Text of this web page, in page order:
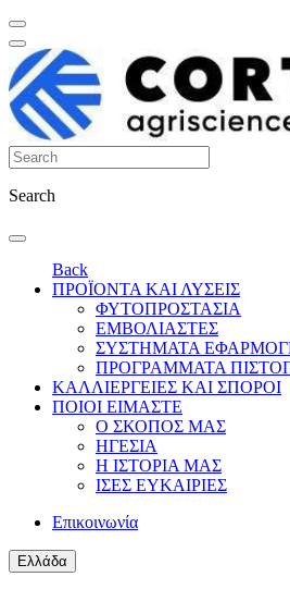
Search
Back
ΠΡΟΪΟΝΤΑ ΚΑΙ ΛΥΣΕΙΣ
ΦΥΤΟΠΡΟΣΤΑΣΙΑ
ΕΜΒΟΛΙΑΣΤΕΣ
ΣΥΣΤΗΜΑΤΑ
ΠΡΟΓΡΑΜΜΑΤΑ
ΚΑΛΛΙΕΡΓΕΙΕΣ ΚΑΙ ΣΠΟΡΟΙ
ΠΟΙΟΙ ΕΙΜΑΣΤΕ
Ο ΣΚΟΠΟΣ ΜΑΣ
ΗΓΕΣΙΑ
Η ΙΣΤΟΡΙΑ ΜΑΣ
ΙΣΕΣ ΕΥΚΑΙΡΙΕΣ
Επικοινωνία
Ελλάδα